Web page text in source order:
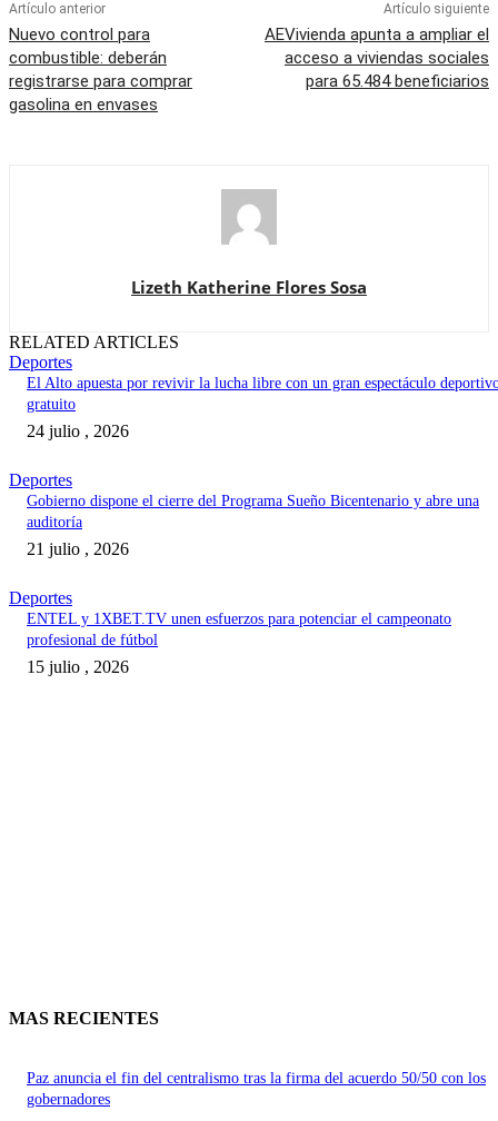
Artículo anterior
Nuevo control para
combustible: deberán
registrarse para comprar
gasolina en envases
Artículo siguiente
AEVivienda apunta a ampliar el
acceso a viviendas sociales
para 65.484 beneficiarios
Lizeth Katherine Flores Sosa
RELATED ARTICLES
Deportes
El Alto apuesta por revivir la lucha libre con un gran espectáculo
gratuito
24 julio , 2026
Deportes
Gobierno dispone el cierre del Programa Sueño Bicentenario y abre una
auditoría
21 julio , 2026
Deportes
ENTEL y 1XBET.TV unen esfuerzos para potenciar el campeonato
profesional de fútbol
15 julio , 2026
MAS RECIENTES
Paz anuncia el fin del centralismo tras la firma del acuerdo 50/50 con los
gobernadores